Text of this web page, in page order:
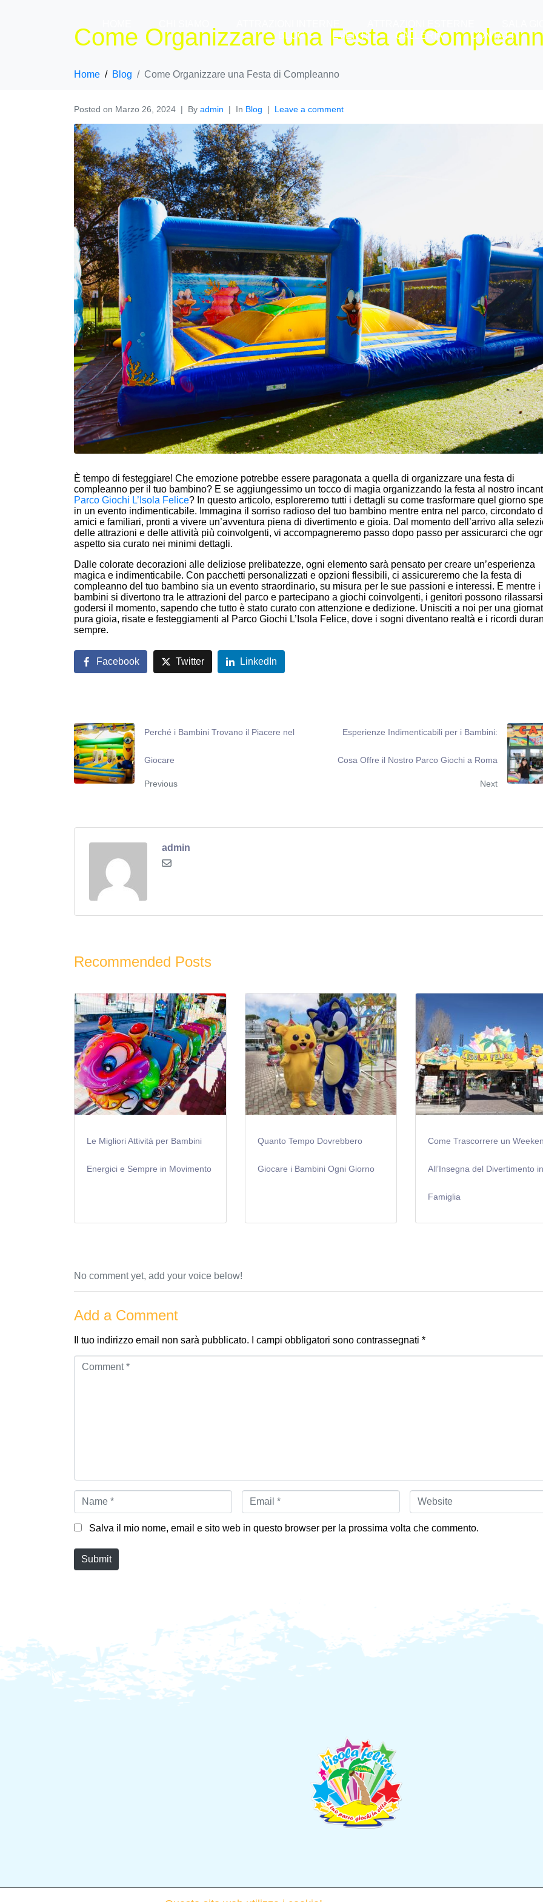
BLOG
EVENTI GALLERIA CONTATTI
Come Organizzare una Festa di
Home Blog Come Organizzare una Festa di Compleanno
Posted on Marzo 26, 2024 By admin In Blog Leave a comment
È tempo di festeggiare! Che emozione potrebbe essere paragonata a quella di organizzare una festa di
compleanno per il tuo bambino? E se aggiungessimo un tocco di magia organizzando la festa al nostro
Parco Giochi L’Isola Felice? In questo articolo, esploreremo tutti i dettagli su come trasformare quel giorno
in un evento indimenticabile. Immagina il sorriso radioso del tuo bambino mentre entra nel parco, circondato
amici e familiari, pronti a vivere un’avventura piena di divertimento e gioia. Dal momento dell’arrivo alla
delle attrazioni e delle attività più coinvolgenti, vi accompagneremo passo dopo passo per assicurarci che
aspetto sia curato nei minimi dettagli.
Dalle colorate decorazioni alle deliziose prelibatezze, ogni elemento sarà pensato per creare un’esperienza
magica e indimenticabile. Con pacchetti personalizzati e opzioni flessibili, ci assicureremo che la festa di
compleanno del tuo bambino sia un evento straordinario, su misura per le sue passioni e interessi. E mentre i
bambini si divertono tra le attrazioni del parco e partecipano a giochi coinvolgenti, i genitori possono
godersi il momento, sapendo che tutto è stato curato con attenzione e dedizione. Unisciti a noi per una
pura gioia, risate e festeggiamenti al Parco Giochi L’Isola Felice, dove i sogni diventano realtà e i ricordi
sempre.
Facebook Twitter LinkedIn
Perché i Bambini Trovano il Piacere nel
Giocare
Previous
Esperienze Indimenticabili per i Bambini:
Cosa Offre il Nostro Parco Giochi a Roma
Next
admin
Recommended Posts
Le Migliori Attività per Bambini
Energici e Sempre in Movimento
Quanto Tempo Dovrebbero
Giocare i Bambini Ogni Giorno
Come Trascorrere un
All’Insegna del Divertimento
Famiglia
No comment yet, add your voice below!
Add a Comment
Il tuo indirizzo email non sarà pubblicato. I campi obbligatori sono contrassegnati *
C
N
m
e
E
a
W
b
s
Salva il mio nome, email e sito web in questo browser per la prossima volta che commento.
Submit